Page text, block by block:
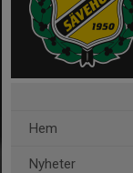
Hem
Nyheter